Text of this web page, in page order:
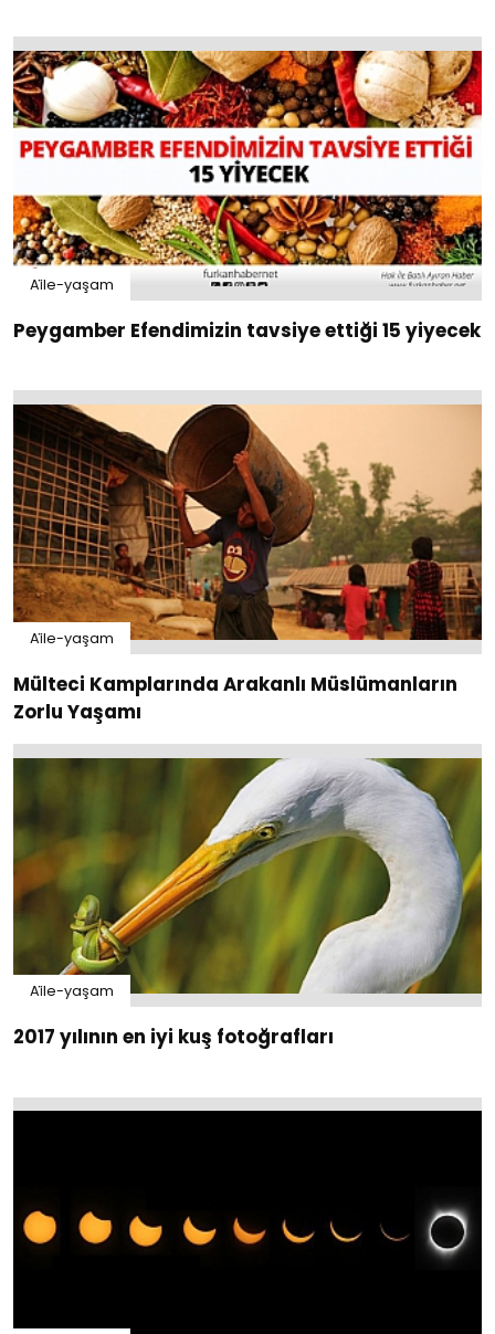
Ai̇le-yaşam
Peygamber Efendimizin tavsiye ettiği 15 yiyecek
Ai̇le-yaşam
Mülteci Kamplarında Arakanlı Müslümanların
Zorlu Yaşamı
Ai̇le-yaşam
2017 yılının en iyi kuş fotoğrafları